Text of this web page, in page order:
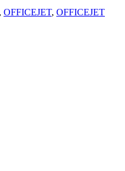
OFFICEJET, OFFICEJET